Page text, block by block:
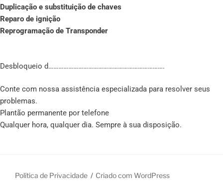
Duplicação e substituição de chaves
Reparo de ignição
Reprogramação de Transponder
Desbloqueio d…………………………………………………………….
Conte com nossa assistência especializada para resolver seus
problemas.
Plantão permanente por telefone
Qualquer hora, qualquer dia. Sempre à sua disposição.
Política de Privacidade Criado com WordPress